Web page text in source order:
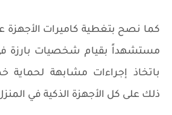
كما نصح بتغطية كاميرات الأجهزة
مستشهداً بقيام شخصيات بارزة في
باتخاذ إجراءات مشابهة لحماية
ذلك على كل الأجهزة الذكية في